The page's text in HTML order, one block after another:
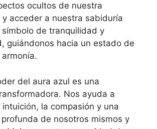
ocultos de nuestra
acceder a nuestra sabiduría
símbolo de tranquilidad y
guiándonos hacia un estado de
del aura azul es una
Nos ayuda a
la compasión y una
de nosotros mismos y